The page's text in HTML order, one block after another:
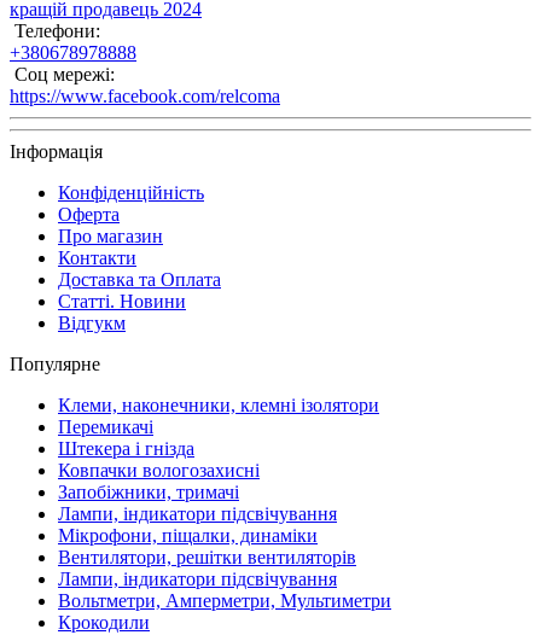
кращій продавець 2024
Телефони:
+380678978888
Соц мережі:
https://www.facebook.com/relcoma
Інформація
Конфіденційність
Оферта
Про магазин
Контакти
Доставка та Оплата
Статті. Новини
Відгукм
Популярне
Клеми, наконечники, клемні ізолятори
Перемикачі
Штекера і гнізда
Ковпачки вологозахисні
Запобіжники, тримачі
Лампи, індикатори підсвічування
Мікрофони, піщалки, динаміки
Вентилятори, решітки вентиляторів
Лампи, індикатори підсвічування
Вольтметри, Амперметри, Мультиметри
Крокодили